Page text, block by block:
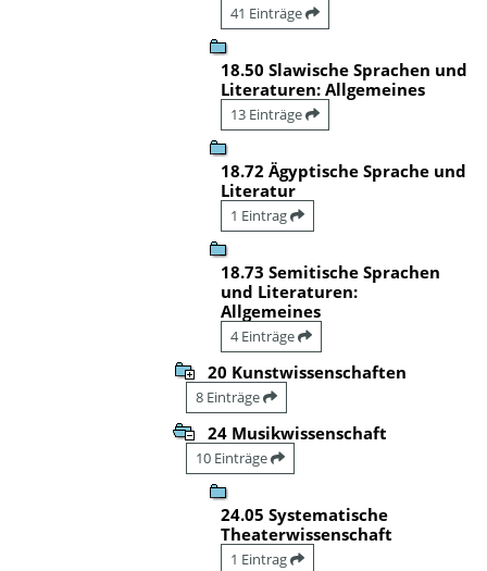
41 Einträge
18.50 Slawische Sprachen und
Literaturen: Allgemeines
13 Einträge
18.72 Ägyptische Sprache und
Literatur
1 Eintrag
18.73 Semitische Sprachen
und Literaturen:
Allgemeines
4 Einträge
20 Kunstwissenschaften
8 Einträge
24 Musikwissenschaft
10 Einträge
24.05 Systematische
Theaterwissenschaft
1 Eintrag